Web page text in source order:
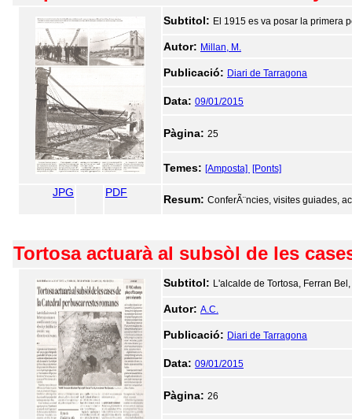
Subtitol: El 1915 es va posar la primera
Autor: Millan, M.
Publicació: Diari de Tarragona
Data: 09/01/2015
Pàgina: 25
Temes: [Amposta] [Ponts]
JPG PDF
Resum: ConferÃ¨ncies, visites guiades,
Tortosa actuarà al subsòl de les
Subtitol: L'alcalde de Tortosa, Ferran
Autor: A.C.
Publicació: Diari de Tarragona
Data: 09/01/2015
Pàgina: 26